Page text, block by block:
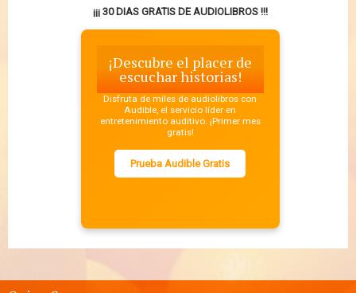
¡¡¡ 30 DIAS GRATIS DE AUDIOLIBROS !!!
¡Descubre el placer de
escuchar historias!
Disfruta de miles de audiolibros con
Audible, el servicio líder en
entretenimiento auditivo. ¡Primer mes
gratis!
Prueba Audible Gratis